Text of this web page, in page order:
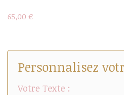
65,00 €
Personnalisez
Votre Texte :